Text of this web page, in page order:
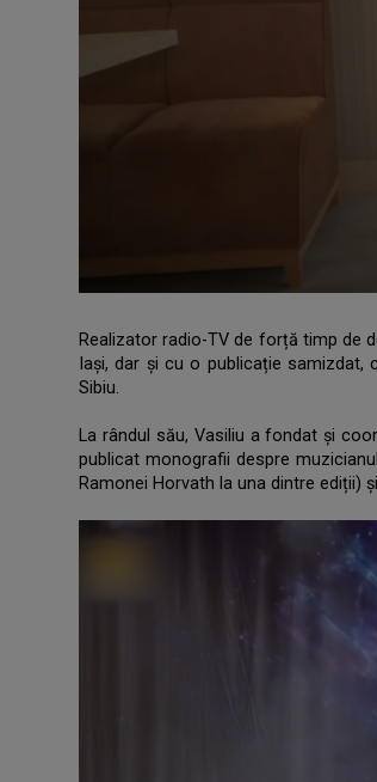
Realizator radio-TV de forță timp de
Iași, dar și cu o publicație
Sibiu.
La rândul său, Vasiliu a fondat și
publicat monografii despre
Ramonei Horvath la una dintre ediții)